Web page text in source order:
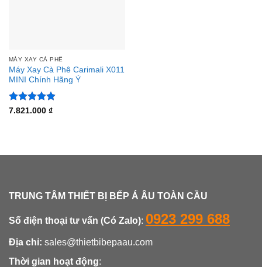
MÁY XAY CÀ PHÊ
Máy Xay Cà Phê Carimali X011
MINI Chính Hãng Ý
Được xếp
7.821.000 ₫
TRUNG TÂM THIẾT BỊ BẾP Á ÂU TOÀN CẦU
Số điện thoại tư vấn (Có Zalo): 0923 299 688
Địa chỉ: sales@thietbibepaau.com
Thời gian hoạt động: